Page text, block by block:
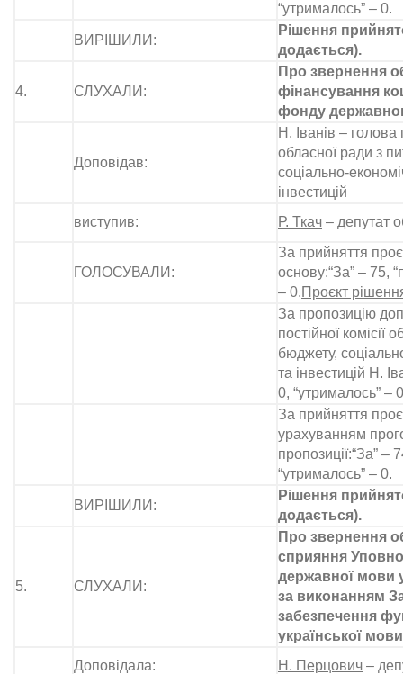
“утрималось” – 0.
ВИРІШИЛИ:
Рішення
додається).
4. СЛУХАЛИ:
Про звернення
фінансування
фонду
Доповідав:
Н. Іванів – голова
обласної ради з
соціально-
інвестицій
виступив:
Р. Ткач – депутат
ГОЛОСУВАЛИ:
За прийняття
основу:“За” – 75,
– 0.Проєкт
За пропозицію
постійної комісії
бюджету,
та інвестицій Н.
0, “утрималось” –
За прийняття
урахуванням
пропозиції:“За” –
“утрималось” – 0.
ВИРІШИЛИ:
Рішення
додається).
5. СЛУХАЛИ:
Про звернення
сприяння
державної мови
за виконанням
забезпечення
української
Доповідала:
Н. Перцович –